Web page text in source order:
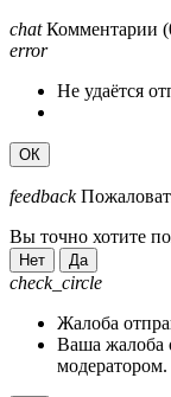
chat Комментарии
error
Не удаётся
ОК
feedback
Вы точно хотите
Нет Да
check_circle
Жалоба
Ваша жалоба
модератором.